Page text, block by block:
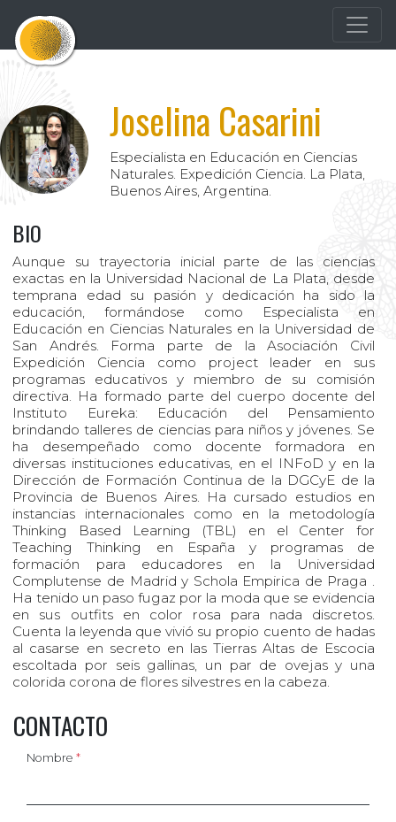
Joselina Casarini
Especialista en Educación en Ciencias
Naturales. Expedición Ciencia. La Plata,
Buenos Aires, Argentina.
BIO
Aunque su trayectoria inicial parte de las ciencias
exactas en la Universidad Nacional de La Plata, desde
temprana edad su pasión y dedicación ha sido la
educación, formándose como Especialista en
Educación en Ciencias Naturales en la Universidad de
San Andrés. Forma parte de la Asociación Civil
Expedición Ciencia como project leader en sus
programas educativos y miembro de su comisión
directiva. Ha formado parte del cuerpo docente del
Instituto Eureka: Educación del Pensamiento
brindando talleres de ciencias para niños y jóvenes. Se
ha desempeñado como docente formadora en
diversas instituciones educativas, en el INFoD y en la
Dirección de Formación Continua de la DGCyE de la
Provincia de Buenos Aires. Ha cursado estudios en
instancias internacionales como en la metodología
Thinking Based Learning (TBL) en el Center for
Teaching Thinking en España y programas de
formación para educadores en la Universidad
Complutense de Madrid y Schola Empirica de Praga .
Ha tenido un paso fugaz por la moda que se evidencia
en sus outfits en color rosa para nada discretos.
Cuenta la leyenda que vivió su propio cuento de hadas
al casarse en secreto en las Tierras Altas de Escocia
escoltada por seis gallinas, un par de ovejas y una
colorida corona de flores silvestres en la cabeza.
CONTACTO
Nombre *